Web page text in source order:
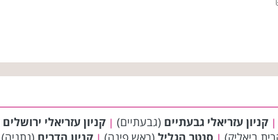
| קניון עזריאלי גבעתיים (גבעתיים) | קניון עזריאלי ירושלים
ביאליק) | סנטר הגליל (ראש פינה) | קניון הדרים (נתניה)